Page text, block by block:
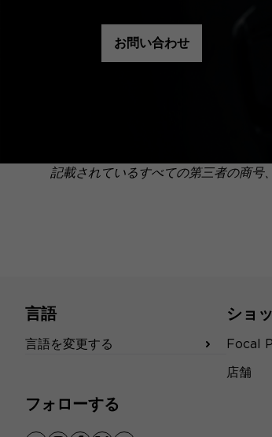
お問い合わせ
記載されているすべての第三者の商号
言語
言語を変更する
フォローする
ショ
Focal
店舗